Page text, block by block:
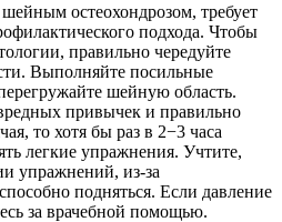
остеохондрозом, требует
подхода. Чтобы
правильно чередуйте
Выполняйте посильные
шейную область.
привычек и правильно
то хотя бы раз в 2−3 часа
легкие упражнения. Учтите,
упражнений, из-за
подняться. Если давление
за врачебной помощью.